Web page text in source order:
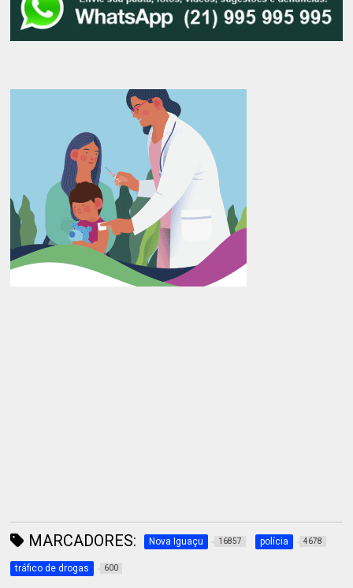
MARCADORES: Nova Iguaçu 16857 polícia 4678
tráfico de drogas 600